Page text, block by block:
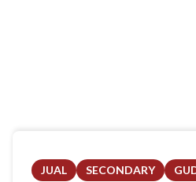
JUAL SECONDARY